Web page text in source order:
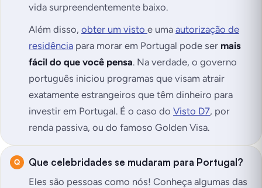
vida surpreendentemente baixo.
Além disso, obter um visto e uma autorização de
residência para morar em Portugal pode ser mais
fácil do que você pensa. Na verdade, o governo
português iniciou programas que visam atrair
exatamente estrangeiros que têm dinheiro para
investir em Portugal. É o caso do Visto D7, por
renda passiva, ou do famoso Golden Visa.
Que celebridades se mudaram para Portugal?
Eles são pessoas como nós! Conheça algumas das